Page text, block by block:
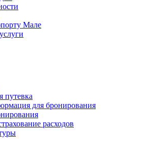
Мале
путевка
для бронирования
расходов